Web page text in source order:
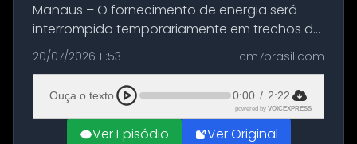
Manaus – O fornecimento de energia será
interrompido temporariamente em trechos de
sete bairros de Manaus nesta terça-feira (21).
A suspensão programada ocorrerá para a
execução de serviços de manuten...
20/07/2026 11:53 cm7brasil.com
Ouça o texto 0:00 / 2:22
powered by VOICEXPRESS
Ver Episódio Ver Original